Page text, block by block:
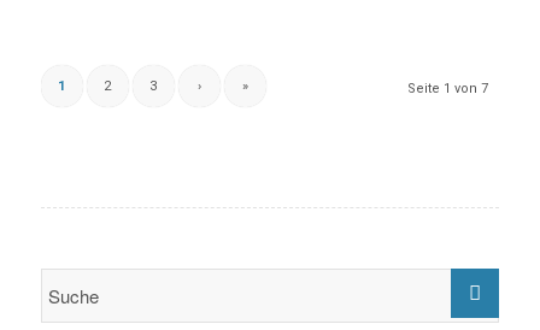
Seite 1 von 7
1 2 3 › »